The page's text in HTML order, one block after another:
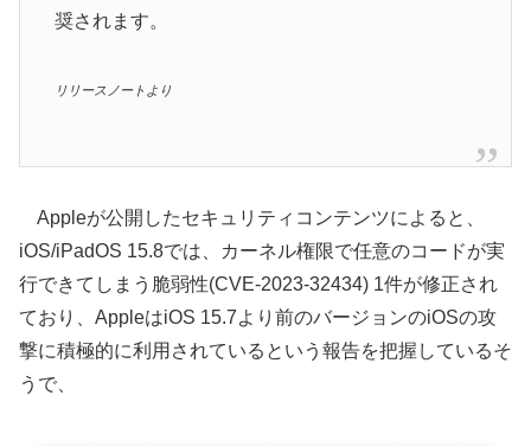
奨されます。
リリースノートより
Appleが公開したセキュリティコンテンツによると、
iOS/iPadOS 15.8では、カーネル権限で任意のコードが実
行できてしまう脆弱性(CVE-2023-32434) 1件が修正され
ており、AppleはiOS 15.7より前のバージョンのiOSの攻
撃に積極的に利用されているという報告を把握しているそ
うで、